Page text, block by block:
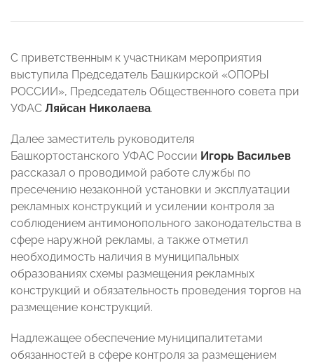
С приветственным к участникам мероприятия
выступила Председатель Башкирской «ОПОРЫ
РОССИИ», Председатель Общественного совета при
УФАС Ляйсан Николаева.
Далее заместитель руководителя
Башкортостанского УФАС России Игорь Васильев
рассказал о проводимой работе службы по
пресечению незаконной установки и эксплуатации
рекламных конструкций и усилении контроля за
соблюдением антимонопольного законодательства в
сфере наружной рекламы, а также отметил
необходимость наличия в муниципальных
образованиях схемы размещения рекламных
конструкций и обязательность проведения торгов на
размещение конструкций.
Надлежащее обеспечение муниципалитетами
обязанностей в сфере контроля за размещением